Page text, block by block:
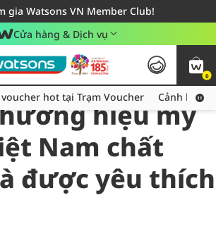
gia Watsons VN Member Club!
giao hàng cho đơn hàng từ 249,000Đ
24h - Áp dụng khu vực TP. Hồ Chí Minh
Cửa hàng & Dịch vụ
0
Thu thập thêm voucher hot tại Trạm Voucher
hot tại Trạm Voucher Cảnh báo
hiệu mỹ
Nam chất
được yêu thích